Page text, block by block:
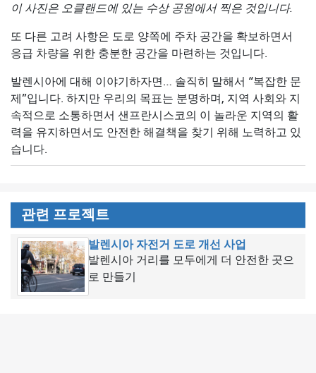
이 사진은 오클랜드에 있는 수상 공원에서 찍은 것입니다.
또 다른 고려 사항은 도로 양쪽에 주차 공간을 확보하면서
응급 차량을 위한 충분한 공간을 마련하는 것입니다.
발렌시아에 대해 이야기하자면… 솔직히 말해서 “복잡한 문
제”입니다. 하지만 우리의 목표는 분명하며, 지역 사회와 지
속적으로 소통하면서 샌프란시스코의 이 놀라운 지역의 활
력을 유지하면서도 안전한 해결책을 찾기 위해 노력하고 있
습니다.
관련 프로젝트
발렌시아 자전거 도로 개선 사업
발렌시아 거리를 모두에게 더 안전한 곳으
로 만들기